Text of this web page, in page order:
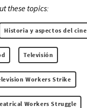
these topics:
Historia y aspectos del cine
Televisión
Workers Strike
Workers Struggle